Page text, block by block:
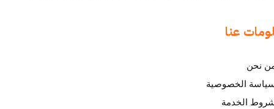
عنا
نحن
الخصوصية
الخدمة